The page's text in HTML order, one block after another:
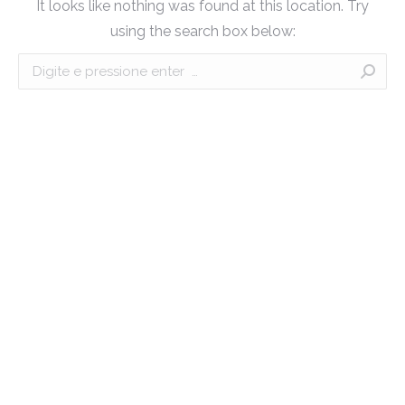
It looks like nothing was found at this location. Try
using the search box below:
Search: